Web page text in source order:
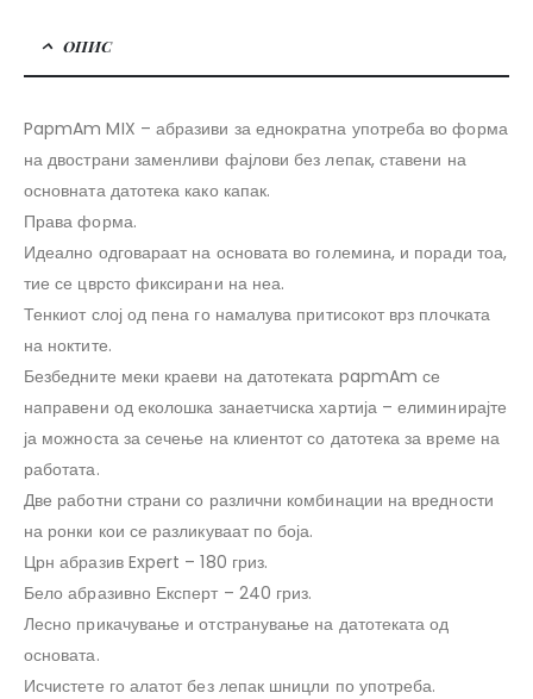
ОПИС
PapmAm MIX – абразиви за еднократна употреба во форма
на двострани заменливи фајлови без лепак, ставени на
основната датотека како капак.
Права форма.
Идеално одговараат на основата во големина, и поради тоа,
тие се цврсто фиксирани на неа.
Тенкиот слој од пена го намалува притисокот врз плочката
на ноктите.
Безбедните меки краеви на датотеката papmAm се
направени од еколошка занаетчиска хартија – елиминирајте
ја можноста за сечење на клиентот со датотека за време на
работата.
Две работни страни со различни комбинации на вредности
на ронки кои се разликуваат по боја.
Црн абразив Expert – 180 гриз.
Бело абразивно Експерт – 240 гриз.
Лесно прикачување и отстранување на датотеката од
основата.
Исчистете го алатот без лепак шницли по употреба.